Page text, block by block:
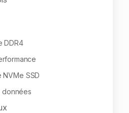
DDR4
SSD